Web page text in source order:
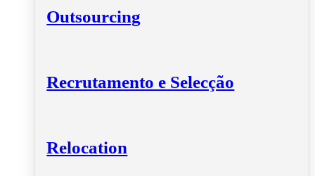
Outsourcing
Recrutamento e Selecção
Relocation